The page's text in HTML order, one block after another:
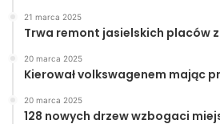
21 marca 2025
Trwa remont jasielskich placów
20 marca 2025
Kierował volkswagenem mając
20 marca 2025
128 nowych drzew wzbogaci